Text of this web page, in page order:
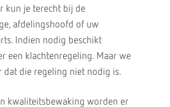
kun je terecht bij de
afdelingshoofd of uw
Indien nodig beschikt
een klachtenregeling. Maar we
dat die regeling niet nodig is.
kwaliteitsbewaking worden er